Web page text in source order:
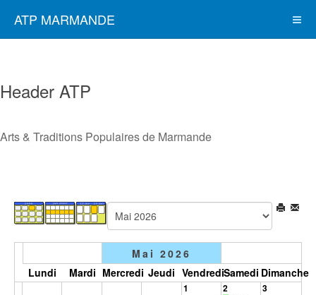
ATP MARMANDE
Header ATP
Arts & Traditions Populaires de Marmande
Mai 2026
Lundi
Mardi Mercredi Jeudi VendrediSamedi Dimanche
1 2 3